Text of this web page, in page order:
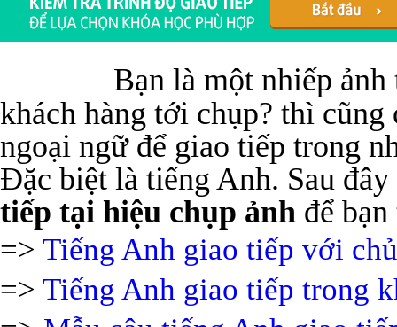
Bạn là một nhiếp
khách hàng tới chụp? thì
ngoại ngữ để giao tiếp trong
Đặc biệt là tiếng Anh. Sau
tiếp tại hiệu chụp ảnh để
=> Tiếng Anh giao tiếp với
=> Tiếng Anh giao tiếp trong